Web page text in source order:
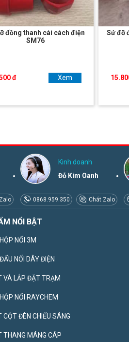
đồng thanh cái cách điện
SM76
đ Xem
Sứ đỡ
Kinh doanh
Đỗ Kim Oanh
0868.959.350 Chát Zalo
NỔI BẬT
NỐI 3M
NỐI DÂY ĐIỆN
VÀ LẮP ĐẶT TRẠM
NỐI RAYCHEM
CỘT ĐÈN CHIẾU SÁNG
THANG MÁNG CÁP